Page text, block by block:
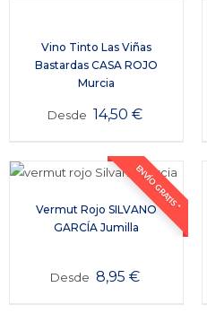
Vino Tinto Las Viñas
Bastardas CASA ROJO
Murcia
Desde 14,50 €
ENVÍO GRATIS *
Vermut Rojo SILVANO
GARCÍA Jumilla
Desde 8,95 €